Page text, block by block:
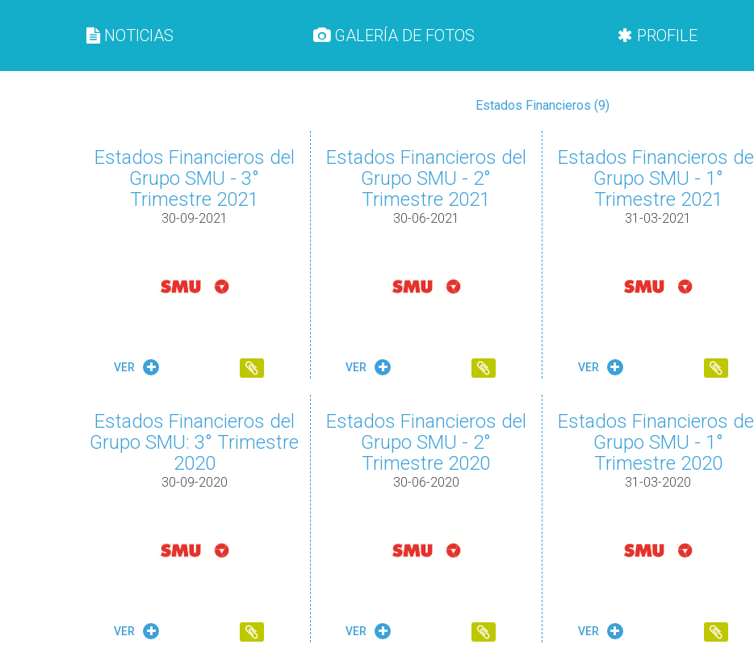
NOTICIAS GALERÍA DE FOTOS PROFILE
Estados Financieros (9)
Estados Financieros del
Grupo SMU - 3°
Trimestre 2021
30-09-2021
VER
Estados Financieros del
Grupo SMU - 2°
Trimestre 2021
30-06-2021
VER
Estados Financieros del
Grupo SMU - 1°
Trimestre 2021
31-03-2021
VER
Estados Financieros del
Grupo SMU: 3° Trimestre
2020
30-09-2020
VER
Estados Financieros del
Grupo SMU - 2°
Trimestre 2020
30-06-2020
VER
Estados Financieros del
Grupo SMU - 1°
Trimestre 2020
31-03-2020
VER